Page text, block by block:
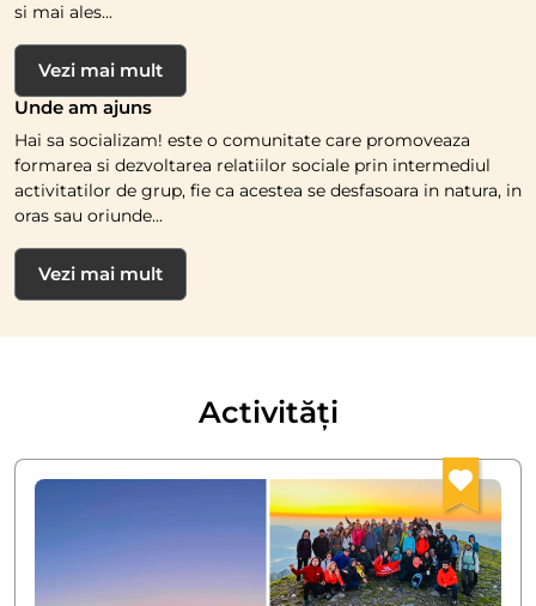
si mai ales...
Vezi mai mult
Unde am ajuns
Hai sa socializam! este o comunitate care promoveaza
formarea si dezvoltarea relatiilor sociale prin intermediul
activitatilor de grup, fie ca acestea se desfasoara in natura, in
oras sau oriunde...
Vezi mai mult
Activități